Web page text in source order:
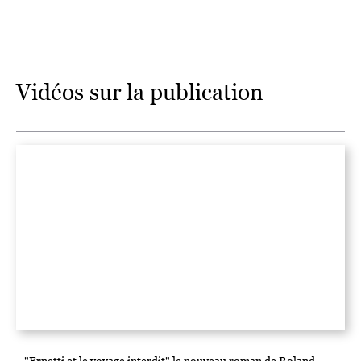
Vidéos sur la publication